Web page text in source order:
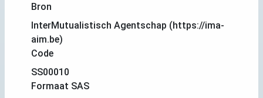
Bron
InterMutualistisch Agentschap (https://ima-
aim.be)
Code
SS00010
Formaat SAS